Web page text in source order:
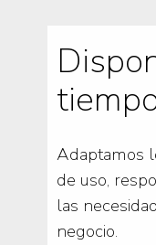
Adaptamos
de uso,
las
negocio.